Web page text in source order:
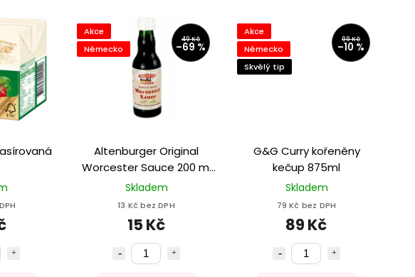
Akce
Německo
49 Kč
–69 %
Altenburger Original
Worcester Sauce 200 ml
– veganská bezlepková
worcesterová DMT
31.07.2026
Skladem
13 Kč bez DPH
15 Kč
Akce
Německo
Skvělý tip
99 Kč
–10 %
G&G Curry kořeněny
kečup 875ml
Skladem
79 Kč bez DPH
89 Kč